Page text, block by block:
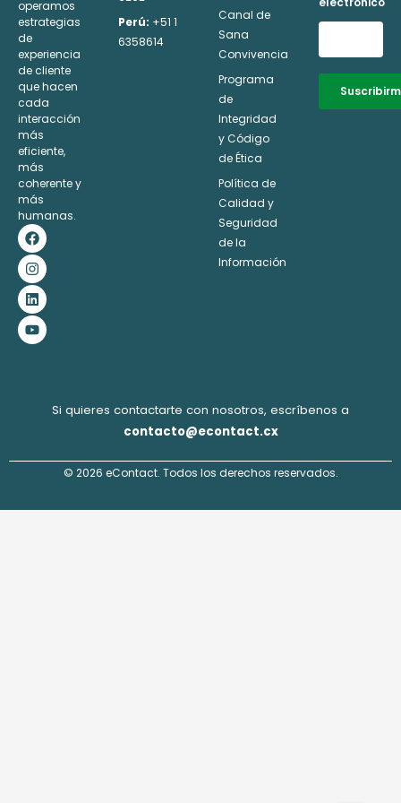
operamos
estrategias
de
experiencia
de cliente
que hacen
cada
interacción
más
eficiente,
más
coherente y
más
humanas.
F
a
c
e
b
o
o
k
I
n
s
t
a
g
r
a
m
L
i
n
k
e
d
i
n
Y
o
u
t
u
b
e
Perú: +51 1
6358614
Canal de
Sana
Convivencia
Programa
de
Integridad
y Código
de Ética
Política de
Calidad y
Seguridad
de la
Información
Si quieres contactarte con nosotros, escríbenos a
contacto@econtact.cx
© 2026 eContact. Todos los derechos reservados.